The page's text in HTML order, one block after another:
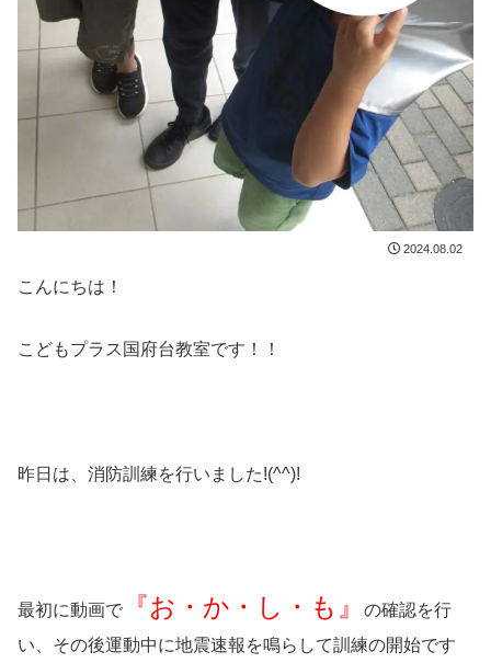
2024.08.02
こんにちは！
こどもプラス国府台教室です！！
昨日は、消防訓練を行いました!(^^)!
最初に動画で 『お・か・し・も』
の確認を行
い、その後運動中に地震速報を鳴らして訓練の開始です